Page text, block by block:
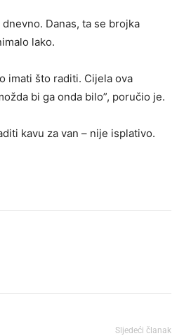
Danas, ta se brojka
lako.
imati što raditi. Cijela ova
bi ga onda bilo”, poručio je.
kavu za van – nije isplativo.
Sljedeći članak